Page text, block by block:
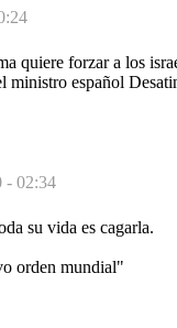
quiere forzar a los
ministro español
- 02:34
su vida es cagarla.
orden mundial"